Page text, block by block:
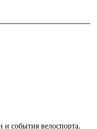
события велоспорта.